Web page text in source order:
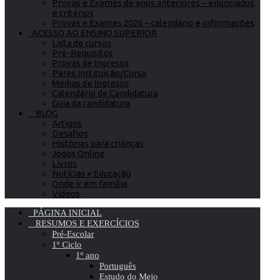
Provas e Exames de anos anteriores – enunciados
e critérios
Provas e Exames 2026 – calendário e informações
ACESSO AO ENSINO SUPERIOR
Lista de cursos
Pré-Requisitos
Provas de Ingresso
Pares Instituição/Curso
Médias de Ingresso
Calendário de Candidatura
Guia da candidatura
BLOG
Artigos
Desafios
Histórias para crianças
Jogos Online
Livros
Notícias » Educação
Onde ir em família
Vídeos
PÁGINA INICIAL
RESUMOS E EXERCÍCIOS
Pré-Escolar
1º Ciclo
1º ano
Português
Estudo do Meio